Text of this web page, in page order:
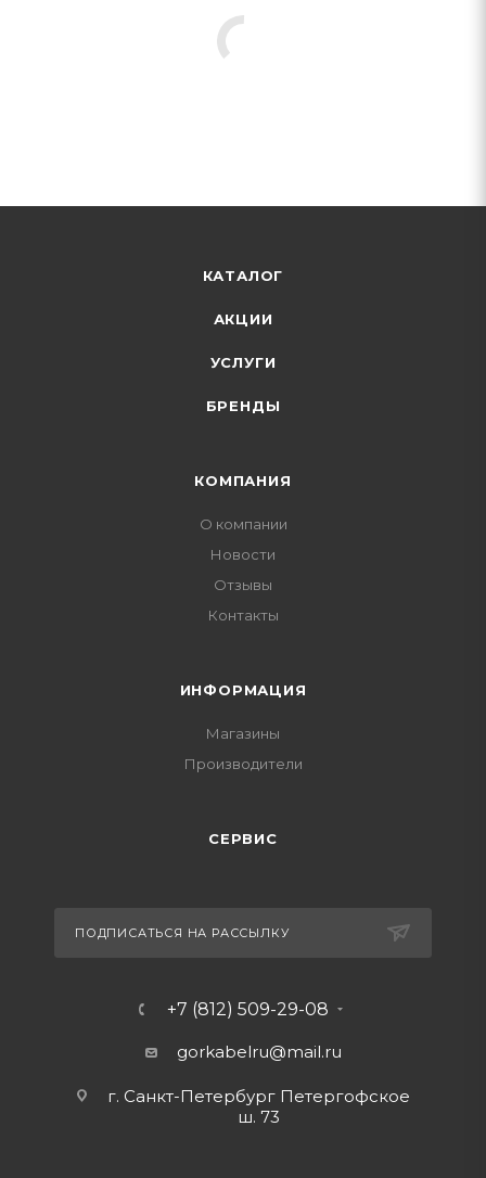
КАТАЛОГ
АКЦИИ
УСЛУГИ
БРЕНДЫ
КОМПАНИЯ
О компании
Новости
Отзывы
Контакты
ИНФОРМАЦИЯ
Магазины
Производители
СЕРВИС
ПОДПИСАТЬСЯ НА РАССЫЛКУ
+7 (812) 509-29-08
gorkabelru@mail.ru
г. Санкт-Петербург Петергофское
ш. 73